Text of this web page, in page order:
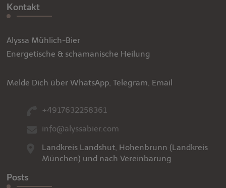
Kontakt
Alyssa Mühlich-Bier
Energetische & schamanische Heilung
Melde Dich über WhatsApp, Telegram, Email
+4917632258361
info@alyssabier.com
Landkreis Landshut, Hohenbrunn (Landkreis
München) und nach Vereinbarung
Posts